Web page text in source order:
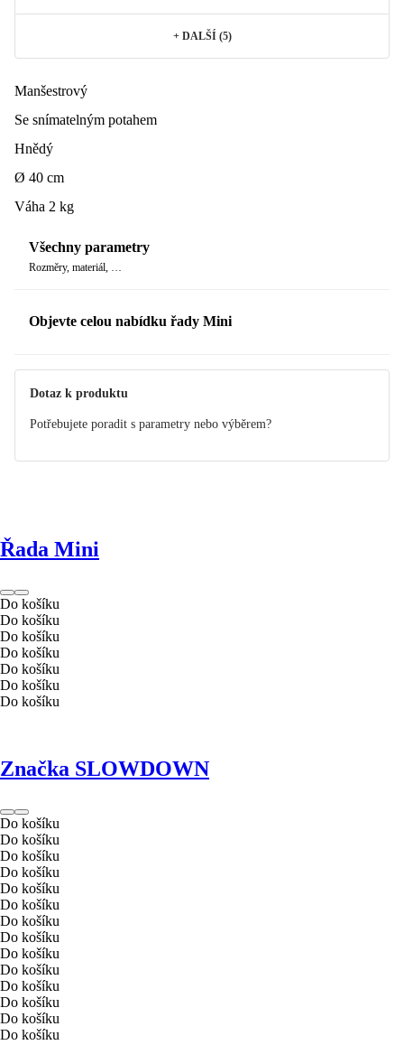
+ DALŠÍ (5)
Manšestrový
Se snímatelným potahem
Hnědý
Ø 40 cm
Váha 2 kg
Všechny parametry
Rozměry, materiál, …
Objevte celou nabídku řady Mini
Dotaz k produktu
Potřebujete poradit s parametry nebo výběrem?
Řada Mini
Do košíku
Do košíku
Do košíku
Do košíku
Do košíku
Do košíku
Do košíku
Značka SLOWDOWN
Do košíku
Do košíku
Do košíku
Do košíku
Do košíku
Do košíku
Do košíku
Do košíku
Do košíku
Do košíku
Do košíku
Do košíku
Do košíku
Do košíku